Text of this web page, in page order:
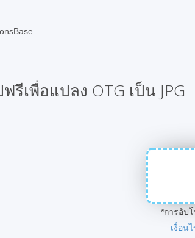
รีเพื่อแปลง OTG เป็น JPG
*การอัป
เงื่อน